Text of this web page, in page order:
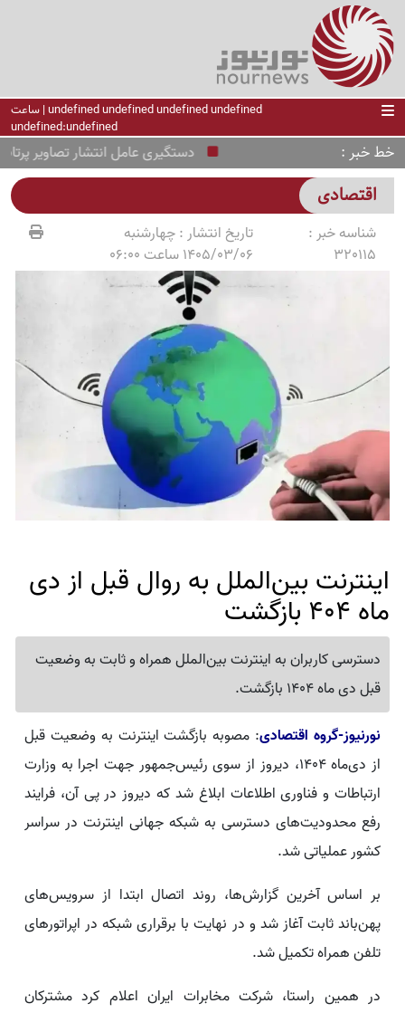
undefined undefined undefined undefined | ساعت
undefined:undefined
خط خبر دستگیری عامل انتشار تصاویر پرتاب
اقتصادی
شناسه خبر :
320115
تاریخ انتشار :چهارشنبه
1405/03/06 ساعت 06:00
اینترنت بین‌الملل به روال قبل از دی
ماه 404 بازگشت
دسترسی کاربران به اینترنت بین‌الملل همراه و ثابت به وضعیت
قبل دی ماه 1404 بازگشت.
نورنیوز-گروه اقتصادی: مصوبه بازگشت اینترنت به وضعیت قبل
از دی‌ماه 1404، دیروز از سوی رئیس‌جمهور جهت اجرا به وزارت
ارتباطات و فناوری اطلاعات ابلاغ شد که دیروز در پی آن، فرایند
رفع محدودیت‌های دسترسی به شبکه جهانی اینترنت در سراسر
کشور عملیاتی شد.
بر اساس آخرین گزارش‌ها، روند اتصال ابتدا از سرویس‌های
پهن‌باند ثابت آغاز شد و در نهایت با برقراری شبکه در اپراتورهای
تلفن همراه تکمیل شد.
در همین راستا، شرکت مخابرات ایران اعلام کرد مشترکان